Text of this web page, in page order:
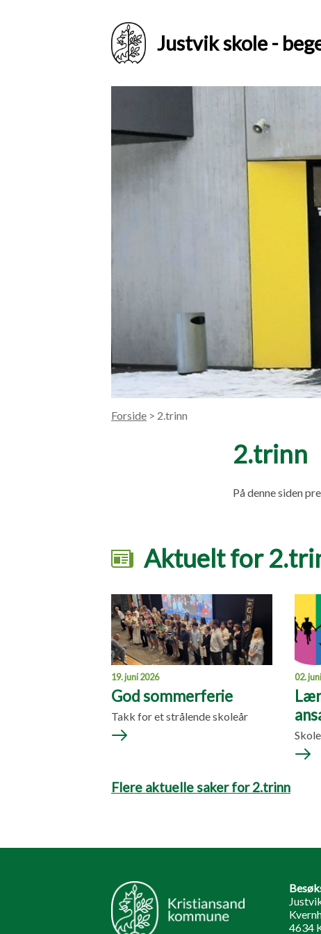
Justvik skole -
Forside > 2.trinn
2.trinn
På denne siden
Aktuelt for
19. juni 2026
God sommerferie
Takk for et strålende skoleår
02.
Flere aktuelle saker for 2.trinn
4634